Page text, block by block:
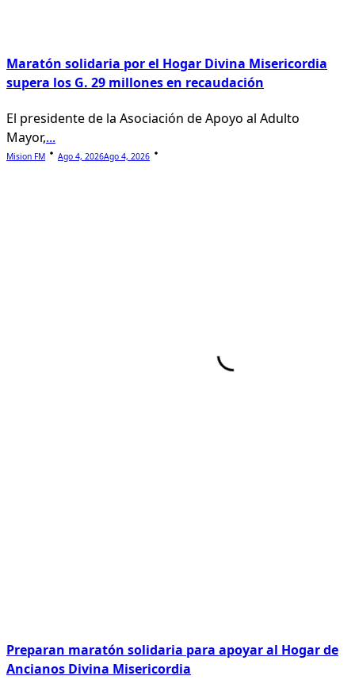
Maratón solidaria por el Hogar Divina Misericordia
supera los G. 29 millones en recaudación
El presidente de la Asociación de Apoyo al Adulto
Mayor,...
Mision FM Ago 4, 2026Ago 4, 2026
Preparan maratón solidaria para apoyar al Hogar de
Ancianos Divina Misericordia